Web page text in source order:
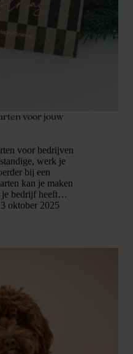
voor jouw
voor bedrijven
werk je
bij een
kan je maken
je bedrijf heeft…
oktober 2025